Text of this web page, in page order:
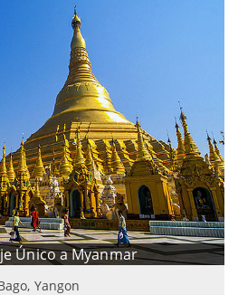
Único a Myanmar
Yangon